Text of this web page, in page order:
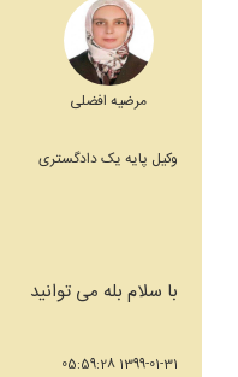
مرضیه افضلی
وکیل پایه یک دادگستری
با سلام بله می توانید
1399-01-31 05:59:28